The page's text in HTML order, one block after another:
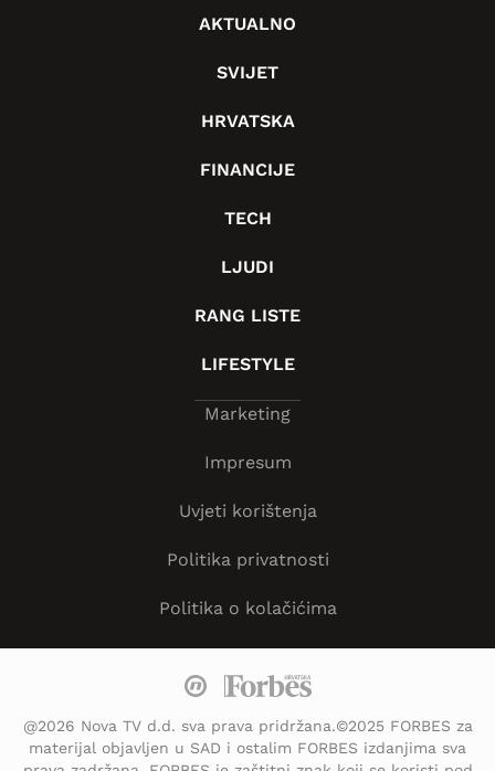
AKTUALNO
SVIJET
HRVATSKA
FINANCIJE
TECH
LJUDI
RANG LISTE
LIFESTYLE
Marketing
Impresum
Uvjeti korištenja
Politika privatnosti
Politika o kolačićima
@2026 Nova TV d.d. sva prava pridržana.©2025 FORBES za
materijal objavljen u SAD i ostalim FORBES izdanjima sva